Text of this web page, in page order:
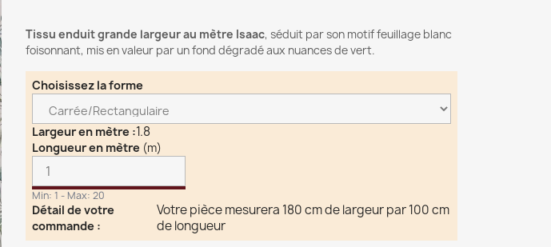
Tissu enduit grande largeur au mètre Isaac, séduit par son motif feuillage blanc
foisonnant, mis en valeur par un fond dégradé aux nuances de vert.
Choisissez la forme
Largeur en mètre :1.8
Longueur en mètre (m)
Min: 1 - Max: 20
Détail de votre
commande :
Votre pièce mesurera 180 cm de largeur par 100 cm
de longueur